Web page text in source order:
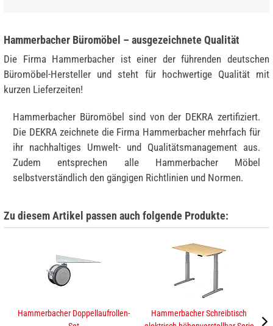
Hammerbacher Büromöbel – ausgezeichnete Qualität
Die Firma Hammerbacher ist einer der führenden deutschen
Büromöbel-Hersteller und steht für hochwertige Qualität mit
kurzen Lieferzeiten!
Hammerbacher Büromöbel sind von der DEKRA zertifiziert.
Die DEKRA zeichnete die Firma Hammerbacher mehrfach für
ihr nachhaltiges Umwelt- und Qualitätsmanagement aus.
Zudem entsprechen alle Hammerbacher Möbel
selbstverständlich den gängigen Richtlinien und Normen.
Zu diesem Artikel passen auch folgende Produkte:
Hammerbacher Doppellaufrollen-
Hammerbacher Schreibtisch